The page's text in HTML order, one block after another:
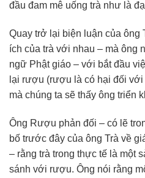
đầu đam mê uống trà như là
Quay trở lại biện luận của ông
ích của trà với nhau – mà ông
ngữ Phật giáo – với bắt đầu
lại rượu (rượu là có hại đối với
mà chúng ta sẽ thấy ông triển
Ông Rượu phản đối – có lẽ
bố trước đây của ông Trà về
– rằng trà trong thực tế là một
sánh với rượu. Ông nói rằng